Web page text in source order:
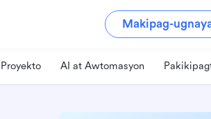
Makipag-
AI at Awtomasyon